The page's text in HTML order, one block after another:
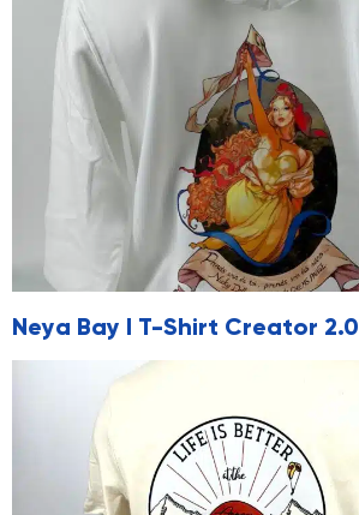
Neya Bay I T-Shirt Creator 2.0